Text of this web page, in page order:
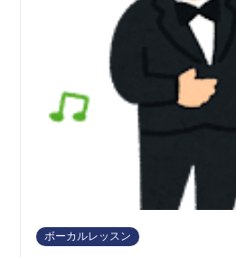
ボーカルレッスン